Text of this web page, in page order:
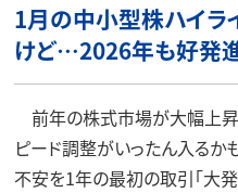
1月の中小型株ハイラ
けど…2026年も好発進
前年の株式市場が大幅上昇
ピード調整がいったん入るか
不安を1年の最初の取引「大